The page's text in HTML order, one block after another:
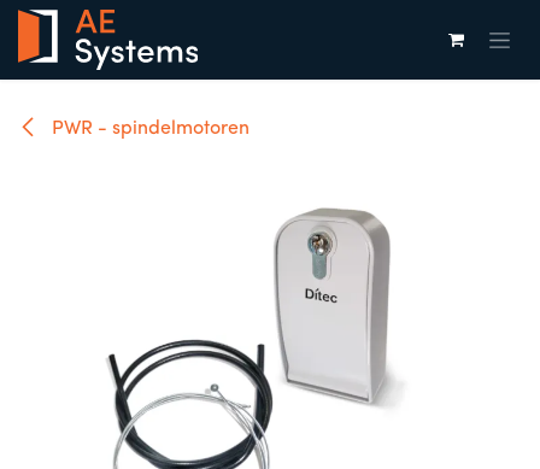
Overslaan naar inhoud
PWR - spindelmotoren